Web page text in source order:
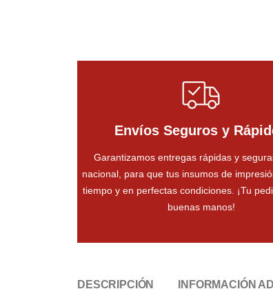
Envíos Seguros y
Garantizamos entregas rápidas y
nacional, para que tus insumos de
tiempo y en perfectas condiciones. ¡Tu
buenas manos!
DESCRIPCIÓN INFORMACIÓN